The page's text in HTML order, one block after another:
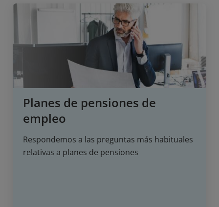
Planes de pensiones de
empleo
Respondemos a las preguntas más habituales
relativas a planes de pensiones